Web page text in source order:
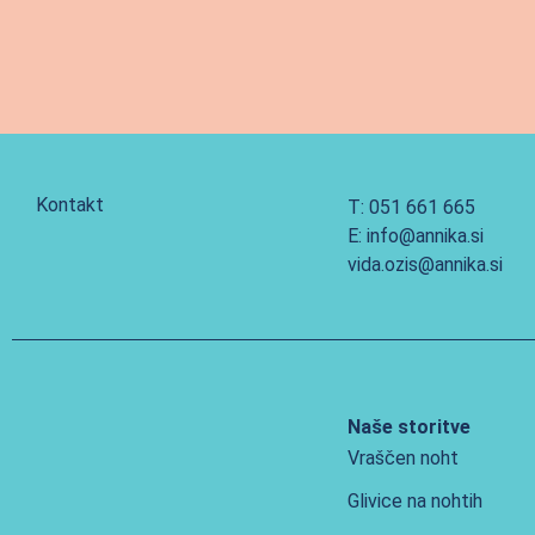
Kontakt
T: 051 661 665
E: info@annika.si
vida.ozis@annika.si
Naše storitve
Vraščen noht
Glivice na nohtih